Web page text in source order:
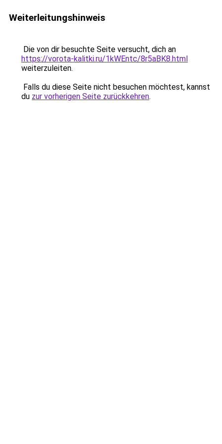
Weiterleitungshinweis
Die von dir besuchte Seite versucht, dich an
https://vorota-kalitki.ru/1kWEntc/8r5aBK8.html
weiterzuleiten.
Falls du diese Seite nicht besuchen möchtest, kannst
du zur vorherigen Seite zurückkehren.